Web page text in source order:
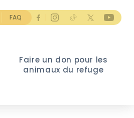
FAQ
Faire un don pour les
animaux du refuge